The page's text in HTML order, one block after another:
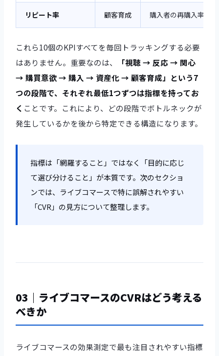
リピート率 顧客育成 購入者の再購入率(配
これら10個のKPIすべてを毎回トラッキングする必要
はありません。重要なのは、
「視聴 → 反応 → 関心
→ 購買意欲 → 購入 → 資産化 → 顧客育成」という7
つの段階で、それぞれ最低1つずつは指標を持ってお
く ことです。これにより、どの段階でボトルネックが
発生しているかを後から特定できる構造になります。
指標は「網羅すること」ではなく「目的に応じ
て選び分けること」が本質です。次のセクショ
ンでは、ライブコマースで特に誤解されやすい
「CVR」の見方について整理します。
03｜ライブコマースのCVRはどう考える
べきか
ライブコマースの効果測定で最も注目されやすい指標